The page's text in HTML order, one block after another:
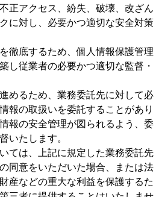
正アクセス、紛失、破壊、改ざん
に対し、必要かつ適切な安全対策
徹底するため、個人情報保護管理
し従業者の必要かつ適切な監督・
めるため、業務委託先に対して必
報の取扱いを委託することがあり
報の安全管理が図られるよう、委
いたします。
ては、上記に規定した業務委託先
同意をいただいた場合、または法
産などの重大な利益を保護するた